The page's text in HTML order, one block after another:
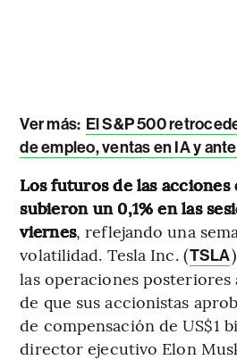
Ver más: El S&P 500
de empleo, ventas en IA y
Los futuros de las acciones
subieron un 0,1% en las
viernes, reflejando una
volatilidad. Tesla Inc. (TSLA
las operaciones
de que sus accionistas
de compensación de US$1
director ejecutivo Elon